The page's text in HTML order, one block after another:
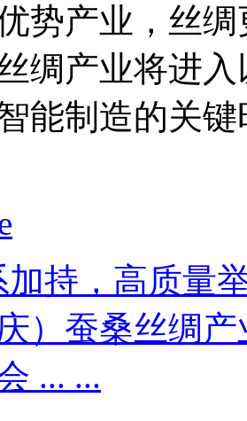
势产业，丝
绸产业将进
能制造的关